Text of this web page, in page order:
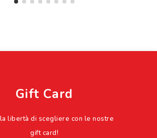
Gift Card
libertà di scegliere con le nostre
gift card!